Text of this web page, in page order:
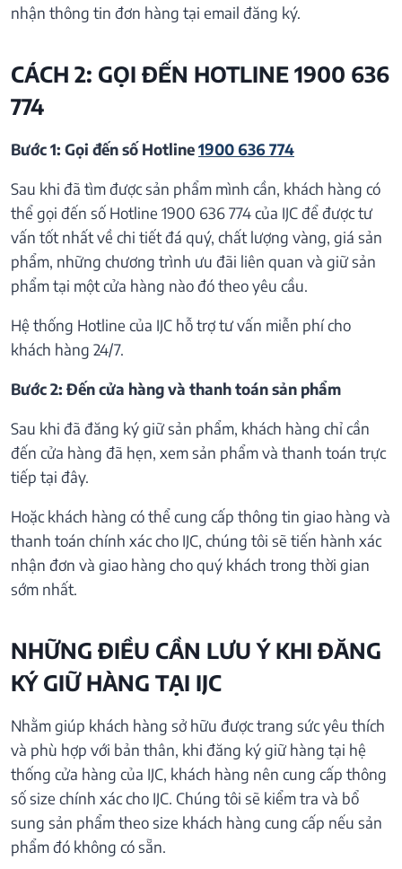
nhận thông tin đơn hàng tại email đăng ký.
CÁCH 2: GỌI ĐẾN HOTLINE 1900 636
774
Bước 1: Gọi đến số Hotline1900 636 774
Sau khi đã tìm được sản phẩm mình cần, khách hàng có
thể gọi đến số Hotline 1900 636 774 của IJC để được tư
vấn tốt nhất về chi tiết đá quý, chất lượng vàng, giá sản
phẩm, những chương trình ưu đãi liên quan và giữ sản
phẩm tại một cửa hàng nào đó theo yêu cầu.
Hệ thống Hotline của IJC hỗ trợ tư vấn miễn phí cho
khách hàng 24/7.
Bước 2: Đến cửa hàng và thanh toán sản phẩm
Sau khi đã đăng ký giữ sản phẩm, khách hàng chỉ cần
đến cửa hàng đã hẹn, xem sản phẩm và thanh toán trực
tiếp tại đây.
Hoặc khách hàng có thể cung cấp thông tin giao hàng và
thanh toán chính xác cho IJC, chúng tôi sẽ tiến hành xác
nhận đơn và giao hàng cho quý khách trong thời gian
sớm nhất.
NHỮNG ĐIỀU CẦN LƯU Ý KHI ĐĂNG
KÝ GIỮ HÀNG TẠI IJC
Nhằm giúp khách hàng sở hữu được trang sức yêu thích
và phù hợp với bản thân, khi đăng ký giữ hàng tại hệ
thống cửa hàng của IJC, khách hàng nên cung cấp thông
số size chính xác cho IJC. Chúng tôi sẽ kiểm tra và bổ
sung sản phẩm theo size khách hàng cung cấp nếu sản
phẩm đó không có sẵn.